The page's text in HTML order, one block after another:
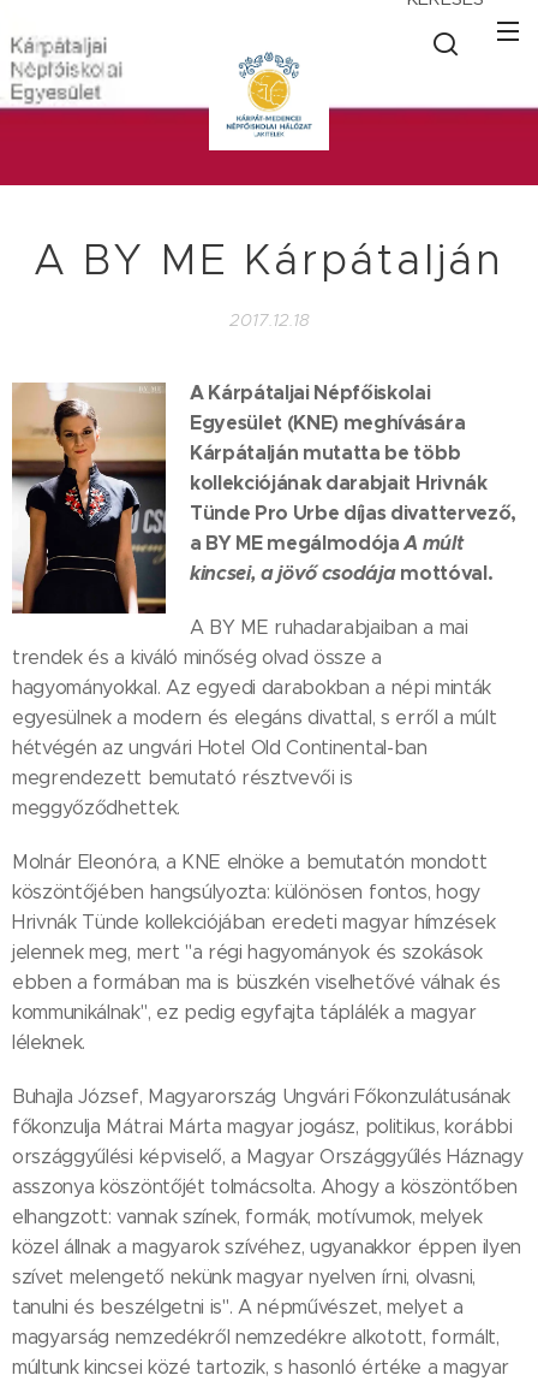
A BY ME Kárpátalján
2017.12.18
A Kárpátaljai Népfőiskolai
Egyesület (KNE) meghívására
Kárpátalján mutatta be több
kollekciójának darabjait Hrivnák
Tünde Pro Urbe díjas divattervező,
a BY ME megálmodójaA múlt
kincsei, a jövő csodájamottóval.
A BY ME ruhadarabjaiban a mai
trendek és a kiváló minőség olvad össze a
hagyományokkal. Az egyedi darabokban a népi minták
egyesülnek a modern és elegáns divattal, s erről a múlt
hétvégén az ungvári Hotel Old Continental-ban
megrendezett bemutató résztvevői is
meggyőződhettek.
Molnár Eleonóra, a KNE elnöke a bemutatón mondott
köszöntőjében hangsúlyozta: különösen fontos, hogy
Hrivnák Tünde kollekciójában eredeti magyar hímzések
jelennek meg, mert "a régi hagyományok és szokások
ebben a formában ma is büszkén viselhetővé válnak és
kommunikálnak", ez pedig egyfajta táplálék a magyar
léleknek.
Buhajla József, Magyarország Ungvári Főkonzulátusának
főkonzulja Mátrai Márta magyar jogász, politikus, korábbi
országgyűlési képviselő, a Magyar Országgyűlés Háznagy
asszonya köszöntőjét tolmácsolta. Ahogy a köszöntőben
elhangzott: vannak színek, formák, motívumok, melyek
közel állnak a magyarok szívéhez, ugyanakkor éppen ilyen
szívet melengető nekünk magyar nyelven írni, olvasni,
tanulni és beszélgetni is". A népművészet, melyet a
magyarság nemzedékről nemzedékre alkotott, formált,
múltunk kincsei közé tartozik, s hasonló értéke a magyar